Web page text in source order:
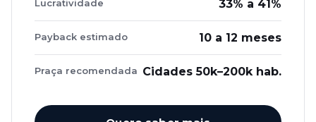
Lucratividade 33% a 41%
Payback estimado 10 a 12 meses
Praça recomendada Cidades 50k–200k hab.